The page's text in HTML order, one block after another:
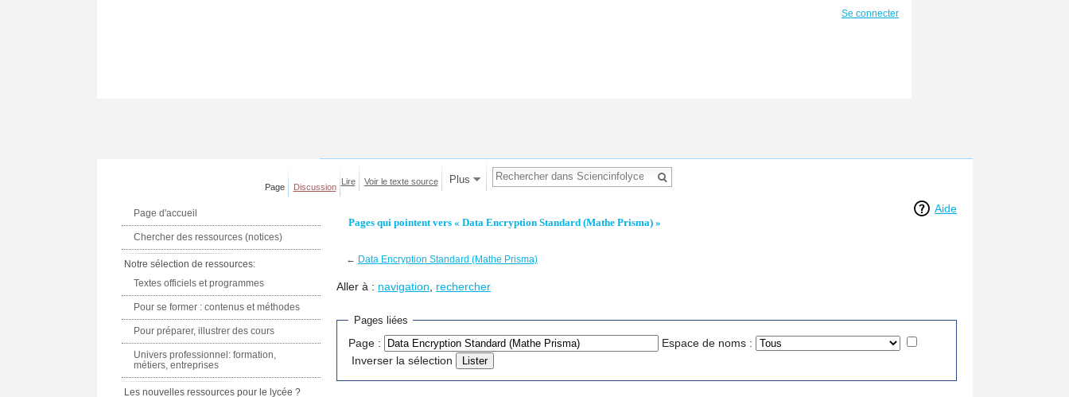
Aide
Pages qui pointent vers « Data Encryption Standard (Mathe Prisma) »
← Data Encryption Standard (Mathe Prisma)
Aller à : navigation, rechercher
Pages liées
Page :
Espace de noms :
Inverser la sélection
Se connecter
Page Discussion
Lire Voir le texte source Plus
Page d'accueil
Chercher des ressources (notices)
Notre sélection de ressources:
Textes officiels et programmes
Pour se former : contenus et méthodes
Pour préparer, illustrer des cours
Univers professionnel: formation,
métiers, entreprises
Les nouvelles ressources pour le lycée ?